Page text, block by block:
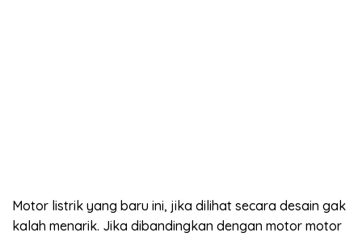
Motor listrik yang baru ini, jika dilihat secara desain gak
kalah menarik. Jika dibandingkan dengan motor motor